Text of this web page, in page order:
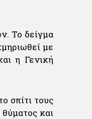
Το δείγμα
με
η Γενική
σπίτι τους
και